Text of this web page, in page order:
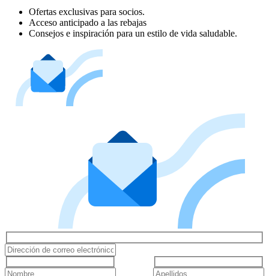
Ofertas exclusivas para socios.
Acceso anticipado a las rebajas
Consejos e inspiración para un estilo de vida saludable.